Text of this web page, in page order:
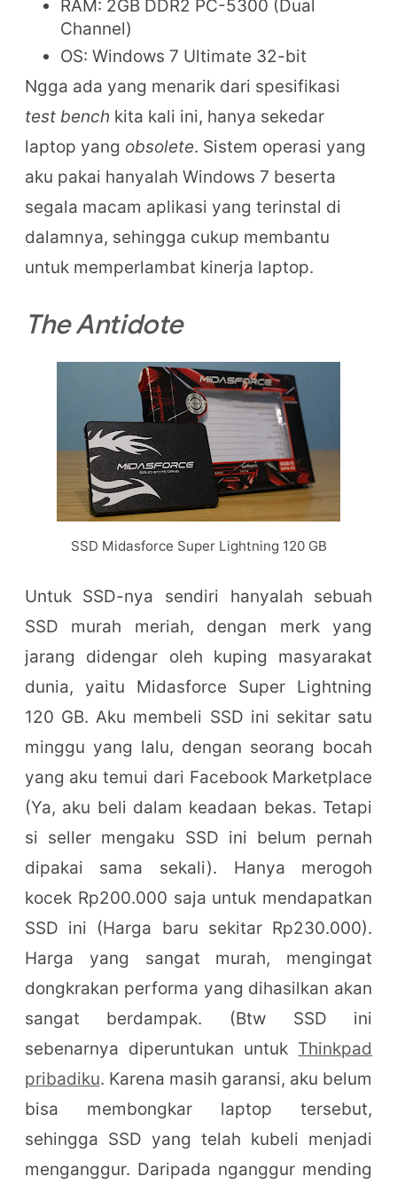
RAM: 2GB DDR2 PC-5300 (Dual
Channel)
OS: Windows 7 Ultimate 32-bit
Ngga ada yang menarik dari spesifikasi
test bench kita kali ini, hanya sekedar
laptop yang obsolete. Sistem operasi yang
aku pakai hanyalah Windows 7 beserta
segala macam aplikasi yang terinstal di
dalamnya, sehingga cukup membantu
untuk memperlambat kinerja laptop.
The Antidote
SSD Midasforce Super Lightning 120 GB
Untuk SSD-nya sendiri hanyalah sebuah
SSD murah meriah, dengan merk yang
jarang didengar oleh kuping masyarakat
dunia, yaitu Midasforce Super Lightning
120 GB. Aku membeli SSD ini sekitar satu
minggu yang lalu, dengan seorang bocah
yang aku temui dari Facebook Marketplace
(Ya, aku beli dalam keadaan bekas. Tetapi
si seller mengaku SSD ini belum pernah
dipakai sama sekali). Hanya merogoh
kocek Rp200.000 saja untuk mendapatkan
SSD ini (Harga baru sekitar Rp230.000).
Harga yang sangat murah, mengingat
dongkrakan performa yang dihasilkan akan
sangat berdampak. (Btw SSD ini
sebenarnya diperuntukan untuk Thinkpad
pribadiku. Karena masih garansi, aku belum
bisa membongkar laptop tersebut,
sehingga SSD yang telah kubeli menjadi
menganggur. Daripada nganggur mending